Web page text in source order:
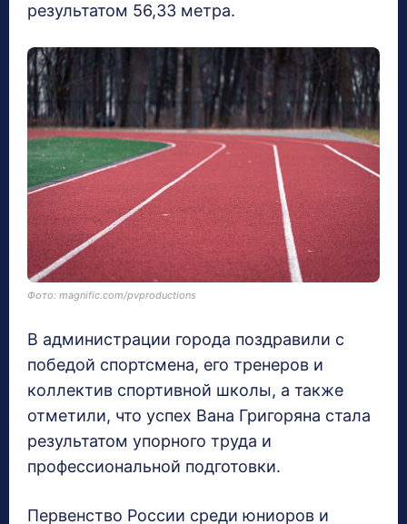
результатом 56,33 метра.
Фото: magnific.com/pvproductions
В администрации города поздравили с
победой спортсмена, его тренеров и
коллектив спортивной школы, а также
отметили, что успех Вана Григоряна стала
результатом упорного труда и
профессиональной подготовки.
Первенство России среди юниоров и